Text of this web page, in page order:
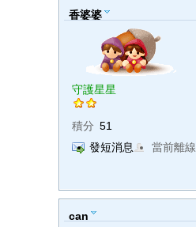
香婆婆
守護星星
積分 51
發短消息
當前離線
can